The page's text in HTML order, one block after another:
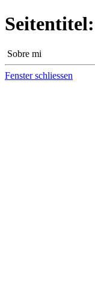
Seitentitel:
Sobre mi
Fenster schliessen